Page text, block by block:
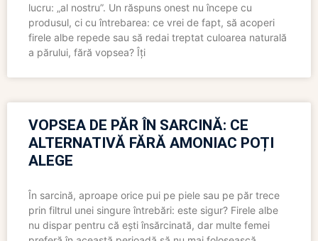
lucru: „al nostru”. Un răspuns onest nu începe cu
produsul, ci cu întrebarea: ce vrei de fapt, să acoperi
firele albe repede sau să redai treptat culoarea naturală
a părului, fără vopsea? Îți
VOPSEA DE PĂR ÎN SARCINĂ: CE
ALTERNATIVĂ FĂRĂ AMONIAC POȚI
ALEGE
În sarcină, aproape orice pui pe piele sau pe păr trece
prin filtrul unei singure întrebări: este sigur? Firele albe
nu dispar pentru că ești însărcinată, dar multe femei